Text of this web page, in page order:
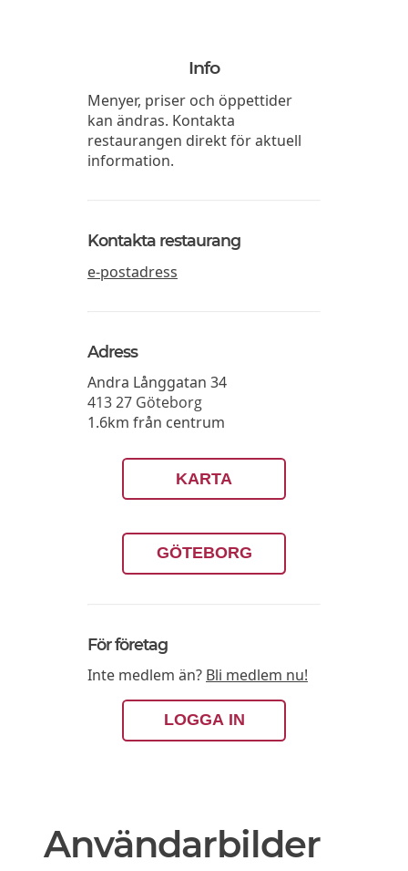
Info
Menyer, priser och öppettider
kan ändras. Kontakta
restaurangen direkt för aktuell
information.
Kontakta restaurang
e-postadress
Adress
Andra Långgatan 34
413 27 Göteborg
1.6km från centrum
KARTA
GÖTEBORG
För företag
Inte medlem än? Bli medlem nu!
LOGGA IN
Användarbilder